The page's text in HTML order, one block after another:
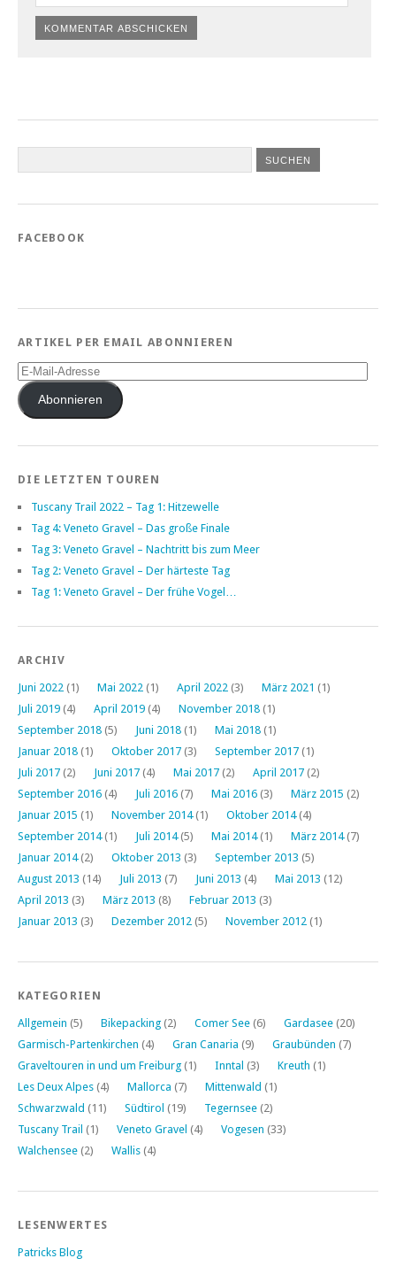
FACEBOOK
ARTIKEL PER EMAIL ABONNIEREN
E-
Mail-
AdresseAbonnieren
DIE LETZTEN TOUREN
Tuscany Trail 2022 – Tag 1: Hitzewelle
Tag 4: Veneto Gravel – Das große Finale
Tag 3: Veneto Gravel – Nachtritt bis zum Meer
Tag 2: Veneto Gravel – Der härteste Tag
Tag 1: Veneto Gravel – Der frühe Vogel…
ARCHIV
Juni 2022 (1) Mai 2022 (1) April 2022 (3) März 2021 (1)
Juli 2019 (4) April 2019 (4) November 2018 (1)
September 2018 (5) Juni 2018 (1) Mai 2018 (1)
Januar 2018 (1) Oktober 2017 (3) September 2017 (1)
Juli 2017 (2) Juni 2017 (4) Mai 2017 (2) April 2017 (2)
September 2016 (4) Juli 2016 (7) Mai 2016 (3) März 2015 (2)
Januar 2015 (1) November 2014(1) Oktober 2014(4)
September 2014(1) Juli 2014(5) Mai 2014(1) März 2014(7)
Januar 2014(2) Oktober 2013 (3) September 2013 (5)
August 2013 (14) Juli 2013 (7) Juni 2013 (4) Mai 2013 (12)
April 2013 (3) März 2013 (8) Februar 2013 (3)
Januar 2013 (3) Dezember 2012 (5) November 2012 (1)
KATEGORIEN
Allgemein (5) Bikepacking (2) Comer See (6) Gardasee (20)
Garmisch-Partenkirchen (4) Gran Canaria (9) Graubünden (7)
Graveltouren in und um Freiburg (1) Inntal (3) Kreuth (1)
Les Deux Alpes (4) Mallorca (7) Mittenwald (1)
Schwarzwald (11) Südtirol (19) Tegernsee (2)
Tuscany Trail (1) Veneto Gravel (4) Vogesen (33)
Walchensee (2) Wallis (4)
LESENWERTES
Patricks Blog